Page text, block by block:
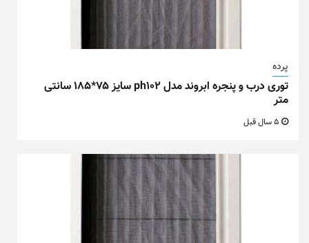
پرده
توری درب و پنجره ابروند مدل ph102 سایز ۷۵*۱۸۵ سانتی
متر